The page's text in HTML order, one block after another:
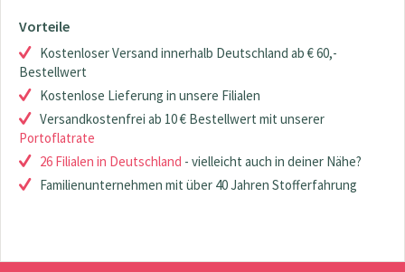
Vorteile
Kostenloser Versand innerhalb Deutschland ab € 60,-
Bestellwert
Kostenlose Lieferung in unsere Filialen
Versandkostenfrei ab 10 € Bestellwert mit unserer
Portoflatrate
26 Filialen in Deutschland - vielleicht auch in deiner Nähe?
Familienunternehmen mit über 40 Jahren Stofferfahrung